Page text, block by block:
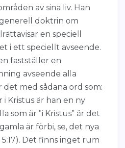
av sina liv. Han
doktrin om
en speciell
i ett speciellt avseende.
fastställer en
avseende alla
det med sådana ord som:
i Kristus är han en ny
som är ”i Kristus” är det
är förbi, se, det nya
5:17). Det finns inget rum